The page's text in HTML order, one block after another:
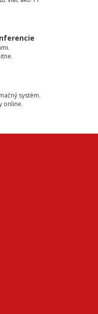
systém.
online.